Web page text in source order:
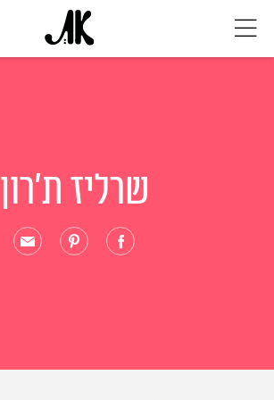
ביוטי
שרליז ת'רון